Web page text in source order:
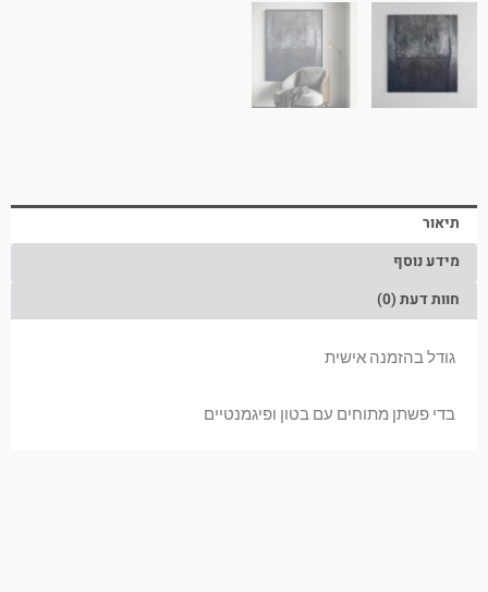
תיאור
מידע נוסף
חוות דעת (0)
גודל בהזמנה אישית
בדי פשתן מתוחים עם בטון ופיגמנטיים